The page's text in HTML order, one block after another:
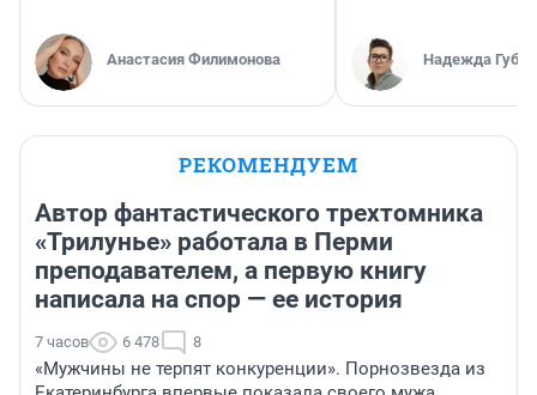
Анастасия Филимонова Надежда
РЕКОМЕНДУЕМ
Автор фантастического трехтомника
«Трилунье» работала в Перми
преподавателем, а первую книгу
написала на спор — ее история
7 часов 6 478 8
«Мужчины не терпят конкуренции». Порнозвезда из